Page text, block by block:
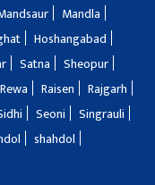
Mandla
Hoshangabad
Satna
Sheopur
Rewa Raisen
Rajgarh
Seoni
Singrauli
shahdol